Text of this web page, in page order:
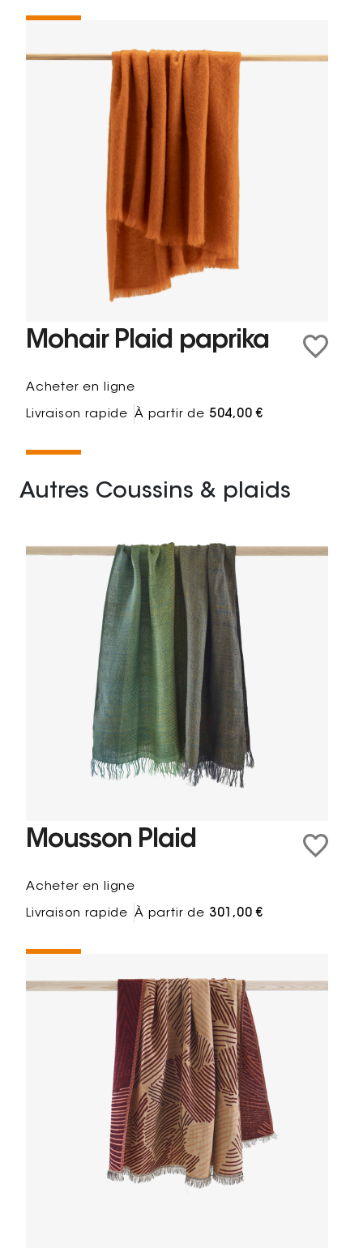
Mohair Plaid paprika
Acheter en ligne
Livraison rapide À partir de 504,00 €
Autres Coussins & plaids
Mousson Plaid
Acheter en ligne
Livraison rapide À partir de 301,00 €